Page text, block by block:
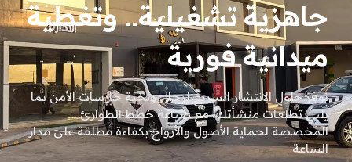
جاهزية تشغيلية.. وتغطية
ميدانية فورية
نوفر حلول الانتشار السريع لرجال ونخبة حارسات الأمن بما
يلبي تطلعات منشأتك، مع صياغة خطط الطوارئ
المخصصة لحماية الأصول والأرواح بكفاءة مطلقة على مدار
الساعة